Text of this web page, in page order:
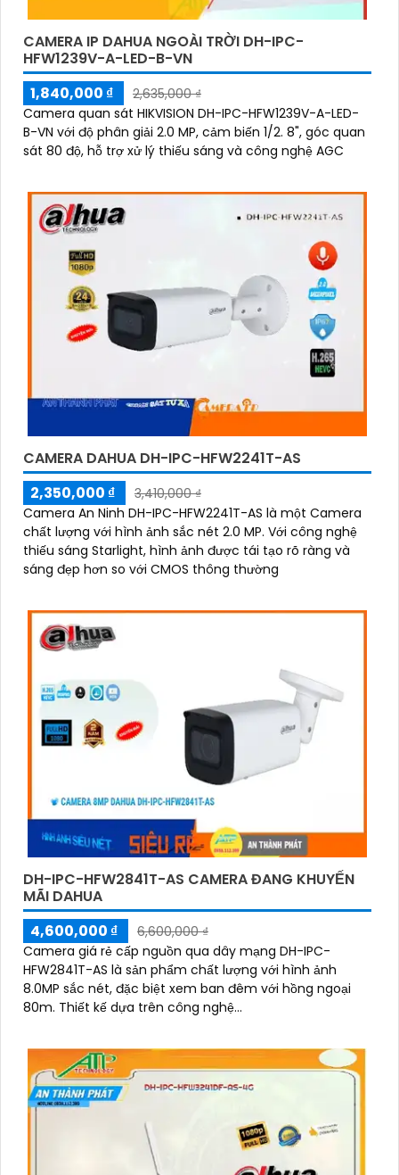
CAMERA IP DAHUA NGOÀI TRỜI DH-IPC-
HFW1239V-A-LED-B-VN
1,840,000 ₫
2,635,000 ₫
Camera quan sát HIKVISION DH-IPC-HFW1239V-A-LED-
B-VN với độ phân giải 2.0 MP, cảm biến 1/2. 8", góc quan
sát 80 độ, hỗ trợ xử lý thiếu sáng và công nghệ AGC
CAMERA DAHUA DH-IPC-HFW2241T-AS
2,350,000 ₫
3,410,000 ₫
Camera An Ninh DH-IPC-HFW2241T-AS là một Camera
chất lượng với hình ảnh sắc nét 2.0 MP. Với công nghệ
thiếu sáng Starlight, hình ảnh được tái tạo rõ ràng và
sáng đẹp hơn so với CMOS thông thường
DH-IPC-HFW2841T-AS CAMERA ĐANG KHUYẾN
MÃI DAHUA
4,600,000 ₫
6,600,000 ₫
Camera giá rẻ cấp nguồn qua dây mạng DH-IPC-
HFW2841T-AS là sản phẩm chất lượng với hình ảnh
8.0MP sắc nét, đặc biệt xem ban đêm với hồng ngoại
80m. Thiết kế dựa trên công nghệ...